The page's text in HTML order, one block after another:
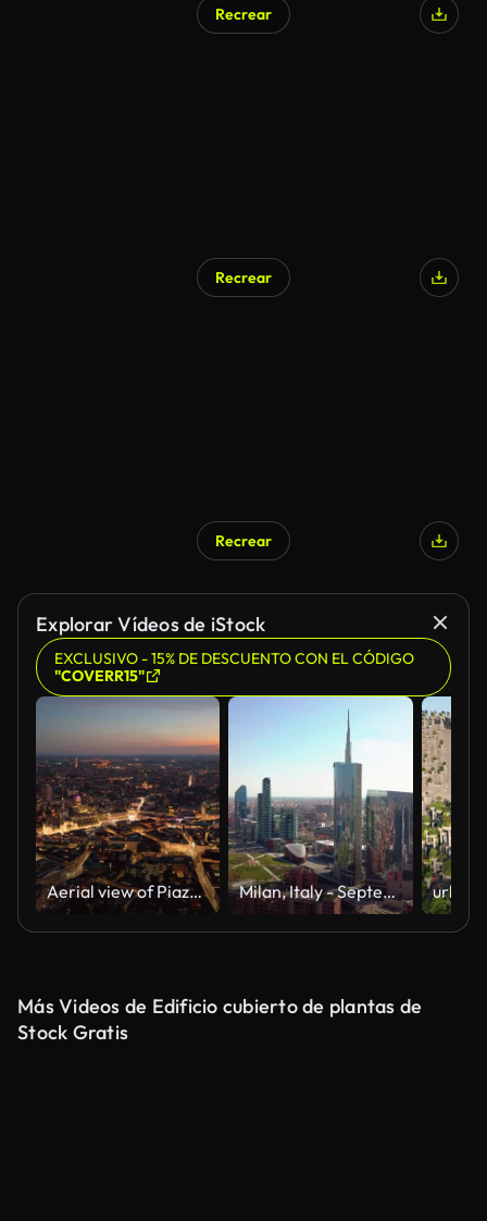
Recrear
Recrear
Recrear
Explorar Vídeos de iStock
EXCLUSIVO - 15% DE DESCUENTO CON EL CÓDIGO
"COVERR15"
Aerial view of Piazza Duomo in front of the gothic cathedral in the center. Flight over the city at night. Milan. Italy, Milan, Italy - September 26, 2018: milan city skyline aerial view flying towards financial area skyscrapers
Más Videos de Edificio cubierto de plantas de
Stock Gratis